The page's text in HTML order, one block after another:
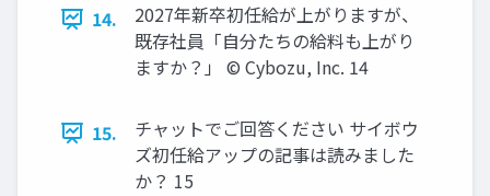
14.
2027年新卒初任給が上がりますが、
既存社員「自分たちの給料も上がり
ますか？」 ©️ Cybozu, Inc. 14
15.
チャットでご回答ください サイボウ
ズ初任給アップの記事は読みました
か？ 15